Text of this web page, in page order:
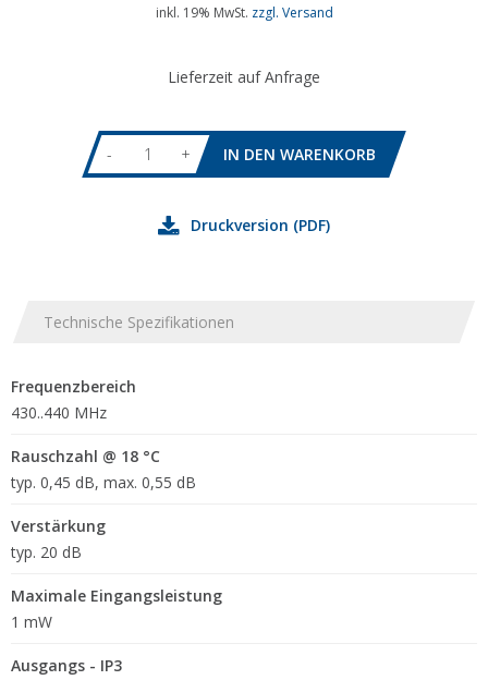
inkl. 19% MwSt. zzgl. Versand
Lieferzeit auf Anfrage
- +
Druckversion (PDF)
Technische Spezifikationen
Frequenzbereich
430..440 MHz
Rauschzahl @ 18 °C
typ. 0,45 dB, max. 0,55 dB
Verstärkung
typ. 20 dB
Maximale Eingangsleistung
1 mW
Ausgangs - IP3